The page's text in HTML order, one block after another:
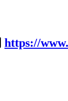
https://